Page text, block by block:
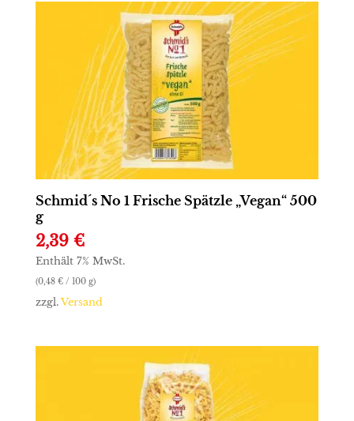
Schmid´s No 1 Frische Spätzle „Vegan“ 500
g
2,39 €
Enthält 7% MwSt.
(0,48 €/ 100 g)
zzgl.Versand